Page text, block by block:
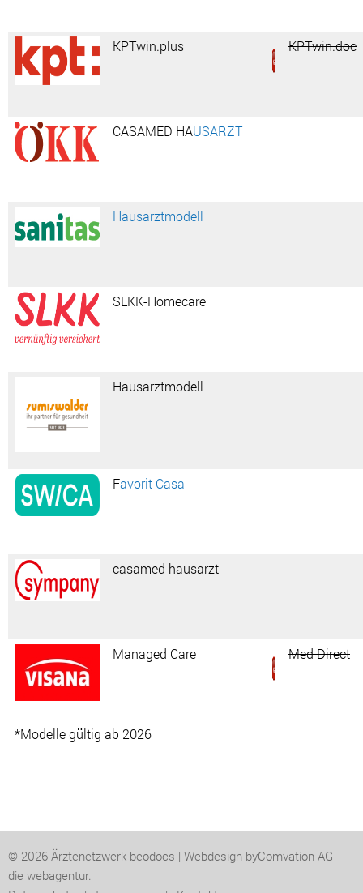
KPTwin.plus KPTwin.doc
CASAMED HAUSARZT
Hausarztmodell
SLKK-Homecare
Hausarztmodell
Favorit Casa
casamed hausarzt
Managed Care Med Direct
*Modelle gültig ab 2026
© 2026 Ärztenetzwerk beodocs | Webdesign byComvation AG -
die webagentur.